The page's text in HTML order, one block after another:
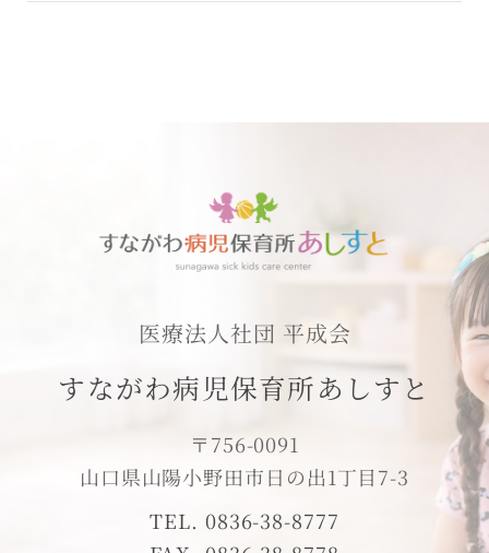
医療法人社団 平成会
すながわ病児保育所あしすと
〒756-0091
山口県山陽小野田市日の出1丁目7-3
TEL. 0836-38-8777